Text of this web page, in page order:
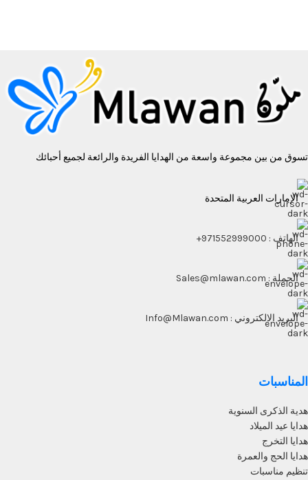
تسوق من بين مجموعة واسعة من الهدايا الفريدة والرائعة لجميع أحبائك
الإمارات العربية المتحدة
الهاتف : 971552999000+
الجملة : Sales@mlawan.com
البريد الالكتروني : Info@Mlawan.com
المناسبات
هدية الذكرى السنوية
هدايا عيد الميلاد
هدايا التخرج
هدايا الحج والعمرة
تنظيم مناسبات